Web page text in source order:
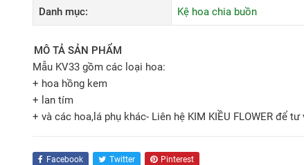
Danh mục: Kệ hoa chia buồn
MÔ TẢ SẢN PHẨM
Mẫu KV33 gồm các loại hoa:
+ hoa hồng kem
+ lan tím
+ và các hoa,lá phụ khác- Liên hệ KIM KIỀU FLOWER để
Facebook Twitter Pinterest